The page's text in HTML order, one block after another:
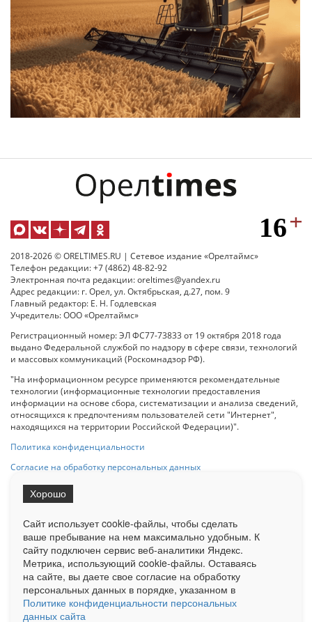
2018-2026 © ORELTIMES.RU | Сетевое издание «Орелтаймс»
Телефон редакции: +7 (4862) 48-82-92
Электронная почта редакции: oreltimes@yandex.ru
Адрес редакции: г. Орел, ул. Октябрьская, д.27, пом. 9
Главный редактор: Е. Н. Годлевская
Учредитель: ООО «Орелтаймс»
Регистрационный номер: ЭЛ ФС77-73833 от 19 октября 2018 года
выдано Федеральной службой по надзору в сфере связи, технологий
и массовых коммуникаций (Роскомнадзор РФ).
"На информационном ресурсе применяются рекомендательные
технологии (информационные технологии предоставления
информации на основе сбора, систематизации и анализа сведений,
относящихся к предпочтениям пользователей сети "Интернет",
находящихся на территории Российской Федерации)".
Политика конфиденциальности
Согласие на обработку персональных данных
на Сетевое издание «ОрелТаймс» обязательна.
Ограниченная статистика посещаемости доступна на сайте
Liveinternet.ru . Подробная статистика для рекламодателей по запросу
у менеджера.
Реклама Документы О нас Контакты
Сайт использует cookie-файлы, чтобы сделать
ваше пребывание на нем максимально удобным. К
cайту подключен сервис веб-аналитики Яндекс.
Метрика, использующий cookie-файлы. Оставаясь
на сайте, вы даете свое согласие на обработку
персональных данных в порядке, указанном в
Политике конфиденциальности персональных
данных сайта
Хорошо